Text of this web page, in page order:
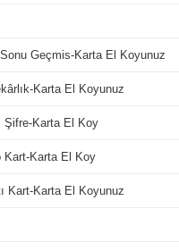
Geçmis-Karta El Koyunuz
Karta El Koyunuz
Şifre-Karta El Koy
Kart-Karta El Koy
Kart-Karta El Koyunuz